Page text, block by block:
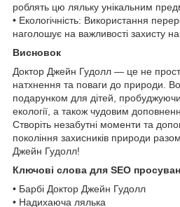
роблять цю ляльку унікальним
• Екологічність: Використання
наголошує на важливості захисту
Висновок
Доктор Джейн Гудолл — це не
натхнення та поваги до природи.
подарунком для дітей, пробуджуючи
екології, а також чудовим
Створіть незабутні моменти та
покоління захисників природи
Джейн Гудолл!
Ключові слова для SEO
• Барбі Доктор Джейн Гудолл
• Надихаюча лялька